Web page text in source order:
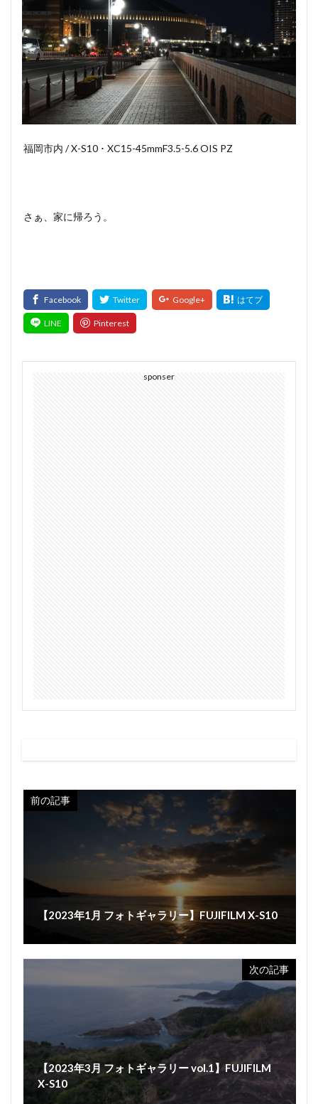
福岡市内 / X-S10 ･ XC15-45mmF3.5-5.6 OIS PZ
さぁ、家に帰ろう。
sponser
前の記事
【2023年1月 フォトギャラリー】FUJIFILM X-S10
次の記事
【2023年3月 フォトギャラリー vol.1】FUJIFILM
X-S10